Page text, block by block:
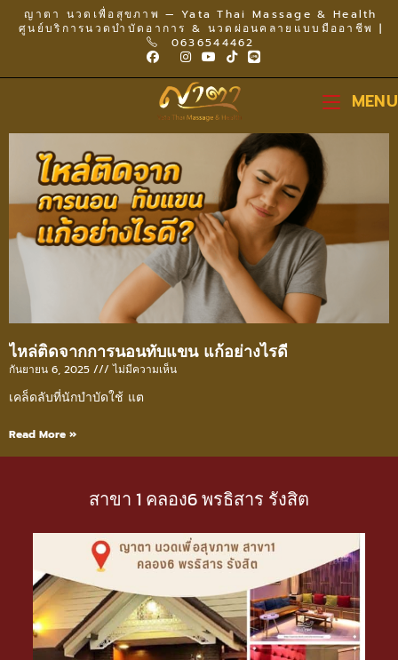
ญาตา นวดเพื่อสุขภาพ — Yata Thai Massage & Health
ศูนย์บริการนวดบำบัดอาการ & นวดผ่อนคลายแบบมืออาชีพ |
0636544462
MENU
ไหล่ติดจากการนอนทับแขน แก้อย่างไรดี
กันยายน 6, 2025 ไม่มีความเห็น
เคล็ดลับที่นักบำบัดใช้ แต
Read More »
สาขา 1 คลอง6 พรธิสาร รังสิต